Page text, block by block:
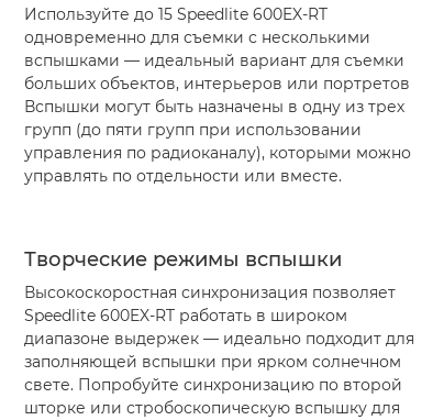
Используйте до 15 Speedlite 600EX-RT
одновременно для съемки с несколькими
вспышками — идеальный вариант для съемки
больших объектов, интерьеров или портретов
Вспышки могут быть назначены в одну из трех
групп (до пяти групп при использовании
управления по радиоканалу), которыми можно
управлять по отдельности или вместе.
Творческие режимы вспышки
Высокоскоростная синхронизация позволяет
Speedlite 600EX-RT работать в широком
диапазоне выдержек — идеально подходит для
заполняющей вспышки при ярком солнечном
свете. Попробуйте синхронизацию по второй
шторке или стробоскопическую вспышку для